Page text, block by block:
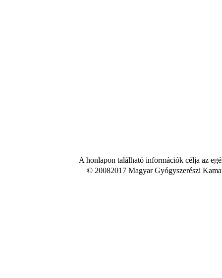
A honlapon található információk célja az
© 20082017 Magyar Gyógyszerészi